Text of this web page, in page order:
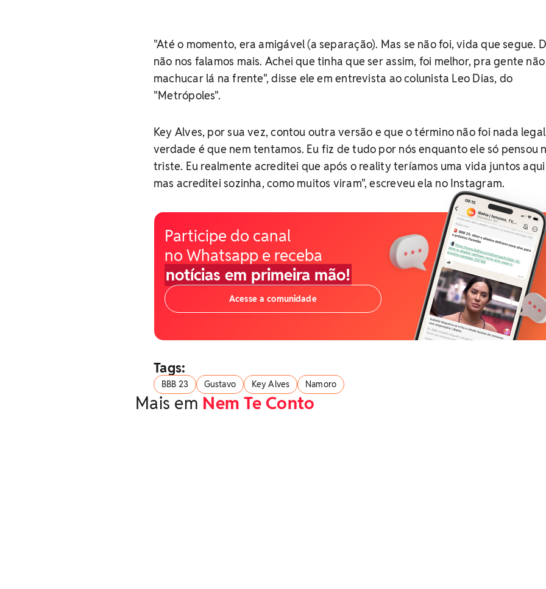
"Até o momento, era amigável (a separação). Mas se não foi, vida que segue.
não nos falamos mais. Achei que tinha que ser assim, foi melhor, pra gente
machucar lá na frente", disse ele em entrevista ao colunista Leo Dias, do
"Metrópoles".
Key Alves, por sua vez, contou outra versão e que o término não foi nada
verdade é que nem tentamos. Eu fiz de tudo por nós enquanto ele só pensou
triste. Eu realmente acreditei que após o reality teríamos uma vida juntos
mas acreditei sozinha, como muitos viram", escreveu ela no Instagram.
Participe do canal
no Whatsapp e receba
notícias em primeira mão!
Acesse a comunidade
Tags:
BBB 23 Gustavo Key Alves Namoro
Mais em Nem Te Conto